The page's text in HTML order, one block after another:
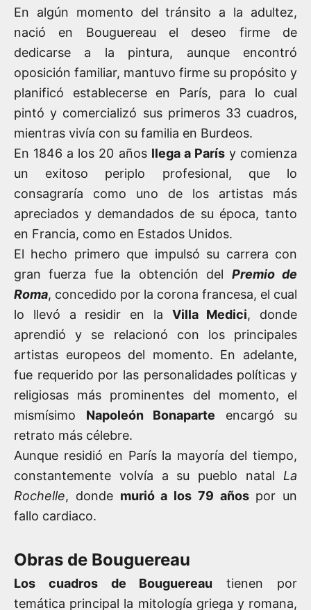
En algún momento del tránsito a la adultez,
nació en Bouguereau el deseo firme de
dedicarse a la pintura, aunque encontró
oposición familiar, mantuvo firme su propósito y
planificó establecerse en París, para lo cual
pintó y comercializó sus primeros 33 cuadros,
mientras vivía con su familia en Burdeos.
En 1846 a los 20 años llega a Parísy comienza
un exitoso periplo profesional, que lo
consagraría como uno de los artistas más
apreciados y demandados de su época, tanto
en Francia, como en Estados Unidos.
El hecho primero que impulsó su carrera con
gran fuerza fue la obtención del Premio de
Roma, concedido por la corona francesa, el cual
lo llevó a residir en la Villa Medici, donde
aprendió y se relacionó con los principales
artistas europeos del momento. En adelante,
fue requerido por las personalidades políticas y
religiosas más prominentes del momento, el
mismísimo Napoleón Bonaparte encargó su
retrato más célebre.
Aunque residió en París la mayoría del tiempo,
constantemente volvía a su pueblo natal La
Rochelle, donde murió a los 79 añospor un
fallo cardiaco.
Obras de Bouguereau
Los cuadros de Bouguereau tienen por
temática principal la mitología griega y romana,